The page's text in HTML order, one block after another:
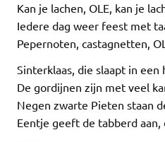
Kan je lachen, OLE, kan je
Iedere dag weer feest met
Pepernoten, castagnetten,
Sinterklaas, die slaapt in een
De gordijnen zijn met veel
Negen zwarte Pieten staan
Eentje geeft de tabberd